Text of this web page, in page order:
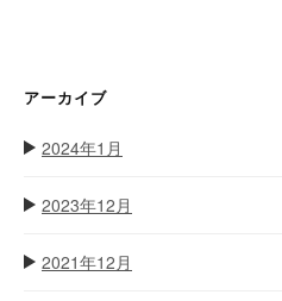
アーカイブ
2024年1月
2023年12月
2021年12月